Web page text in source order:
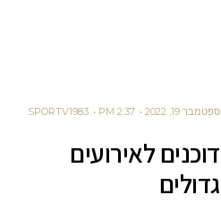
ספטמבר 19, 2022 2:37 PM
SPORTV1983
דוכנים לאירועים
גדולים